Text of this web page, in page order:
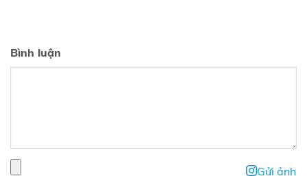
Bình luận
Gửi ảnh